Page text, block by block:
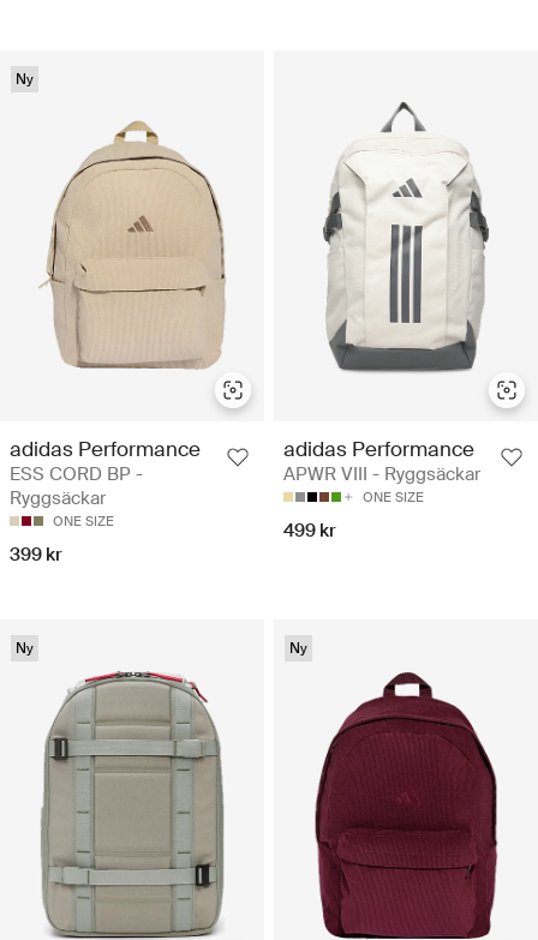
Ny
adidas Performance
ESS CORD BP -
Ryggsäckar
ONE SIZE
399 kr
adidas Performance
APWR VIII - Ryggsäckar
ONE SIZE
499 kr
Ny Ny